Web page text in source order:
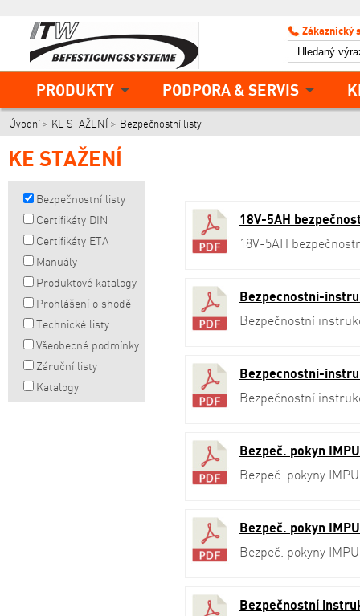
PRODUKTY PODPORA & SERVIS
Zákaznický
Úvodní KE STAŽENÍ Bezpečnostní listy
KE STAŽENÍ
Bezpečnostní listy
Certifikáty DIN
Certifikáty ETA
Manuály
Produktové katalogy
Prohlášení o shodě
Technické listy
Všeobecné podmínky
Záruční listy
Katalogy
18V-5AH
18V-5AH
Bezpecnostni-
Bezpečnostní
Bezpecnostni-
Bezpečnostní
Bezpeč. pokyn
Bezpeč. pokyny
Bezpeč. pokyn
Bezpeč. pokyny
Bezpečnostní